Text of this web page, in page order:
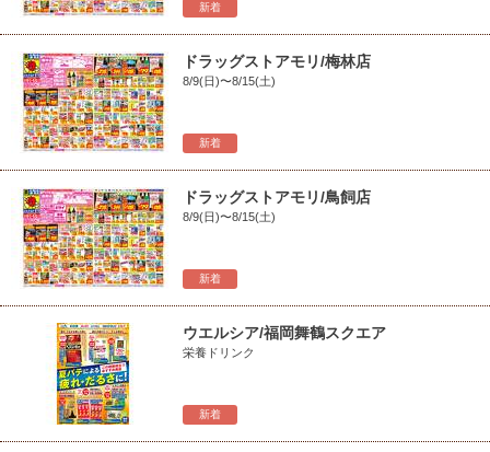
新着
新着
ドラッグストアモリ/梅林店
8/9(日)〜8/15(土)
新着
ドラッグストアモリ/鳥飼店
8/9(日)〜8/15(土)
新着
ウエルシア/福岡舞鶴スクエア
栄養ドリンク